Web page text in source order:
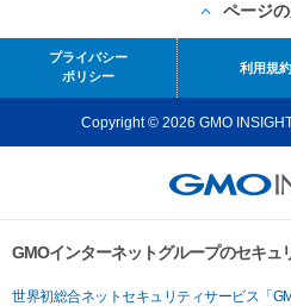
ページ
プライバシー
ポリシー
利用規約
Copyright © 2026 GMO
GMOインターネットグループのセキュ
世界初総合ネットセキュリティサービス「